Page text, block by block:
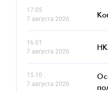
17.05
7 августа 2026
16.01
7 августа 2026
15.10
7 августа 2026